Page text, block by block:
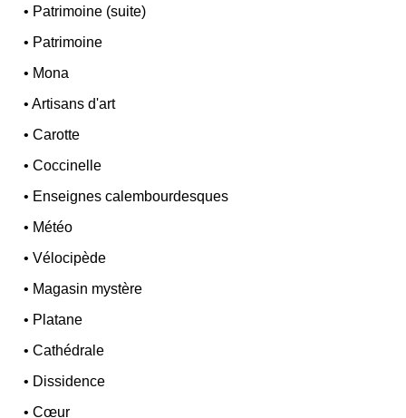
• Patrimoine (suite)
• Patrimoine
• Mona
•Artisans d'art
•Carotte
•Coccinelle
• Enseignes calembourdesques
• Météo
•Vélocipède
• Magasin mystère
• Platane
•Cathédrale
• Dissidence
•Cœur